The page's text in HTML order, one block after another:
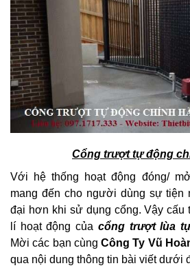
Cổng trượt tự động
Với hệ thống hoạt động đóng/
mang đến cho người dùng sự tiện
đại hơn khi sử dụng cổng. Vậy cấu
lí hoạt động của cổng trượt lùa
Mời các bạn cùngCông Ty Vũ
qua nội dung thông tin bài viết dưới